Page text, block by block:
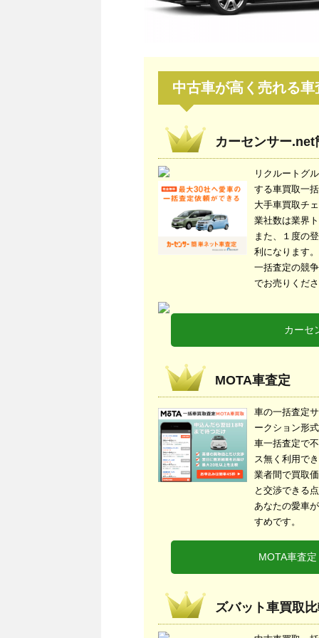
中古車が高く売れる車
カーセンサー
リクルートグ
する車買取一
大手車買取チ
業社数は業界
また、１度の
利になります。
一括査定の競
でお売りくだ
カーセ
MOTA車査定
車の一括査定
ークション形
車一括査定で
ス無く利用で
業者間で買取
と交渉できる
あなたの愛車
すめです。
MOTA車査
ズバット車買取